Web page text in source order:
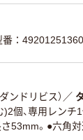
番：
ンドリビス） ／
個、専用レン
53mm。●六角